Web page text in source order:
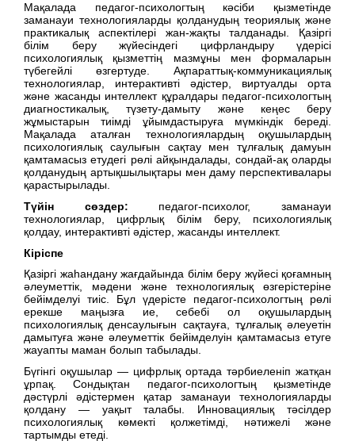
Мақалада педагог-психологтың кәсіби қызметінде
заманауи технологияларды қолданудың теориялық және
практикалық аспектілері жан-жақты талданады. Қазіргі
білім беру жүйесіндегі цифрландыру үдерісі
психологиялық қызметтің мазмұны мен формаларын
түбегейлі өзгертуде. Ақпараттық-коммуникациялық
технологиялар, интерактивті әдістер, виртуалды орта
және жасанды интеллект құралдары педагог-психологтың
диагностикалық, түзету-дамыту және кеңес беру
жұмыстарын тиімді ұйымдастыруға мүмкіндік береді.
Мақалада аталған технологиялардың оқушылардың
психологиялық саулығын сақтау мен тұлғалық дамуын
қамтамасыз етудегі рөлі айқындалады, сондай-ақ оларды
қолданудың артықшылықтары мен даму перспективалары
қарастырылады.
Түйін сөздер: педагог-психолог, заманауи
технологиялар, цифрлық білім беру, психологиялық
қолдау, интерактивті әдістер, жасанды интеллект.
Кіріспе
Қазіргі жаһандану жағдайында білім беру жүйесі қоғамның
әлеуметтік, мәдени және технологиялық өзгерістеріне
бейімделуі тиіс. Бұл үдерісте педагог-психологтың рөлі
ерекше маңызға ие, себебі ол оқушылардың
психологиялық денсаулығын сақтауға, тұлғалық әлеуетін
дамытуға және әлеуметтік бейімделуін қамтамасыз етуге
жауапты маман болып табылады.
Бүгінгі оқушылар — цифрлық ортада тәрбиеленіп жатқан
ұрпақ. Сондықтан педагог-психологтың қызметінде
дәстүрлі әдістермен қатар заманауи технологияларды
қолдану — уақыт талабы. Инновациялық тәсілдер
психологиялық көмекті қолжетімді, нәтижелі және
тартымды етеді.